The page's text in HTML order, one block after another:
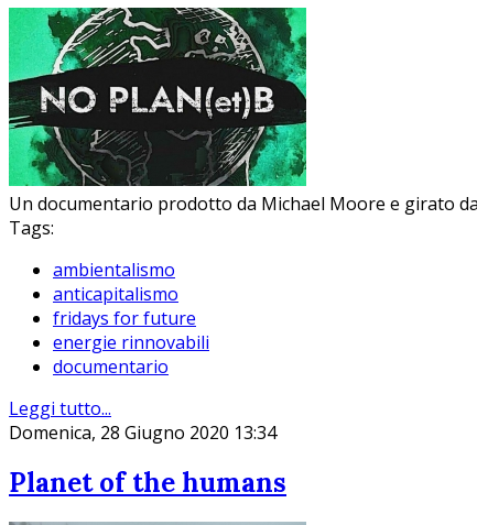
Un documentario prodotto da Michael Moore e girato
Tags:
ambientalismo
anticapitalismo
fridays for future
energie rinnovabili
documentario
Leggi tutto...
Domenica, 28 Giugno 2020 13:34
Planet of the humans